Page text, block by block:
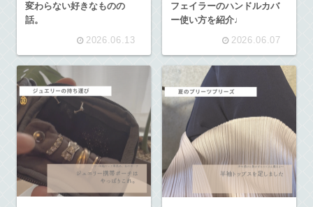
変わらない好きなものの
話。
2026.06.13
フェイラーのハンドルカバ
ー使い方を紹介♩
2026.06.07